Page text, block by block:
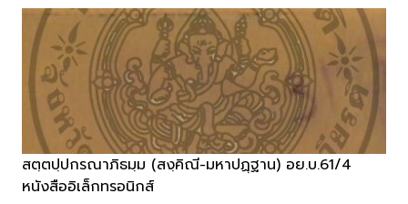
สตฺตปฺปกรณาภิธมฺม (สงฺคิณี-มหาปฏฺฐาน) อย.บ.61/4
หนังสืออิเล็กทรอนิกส์